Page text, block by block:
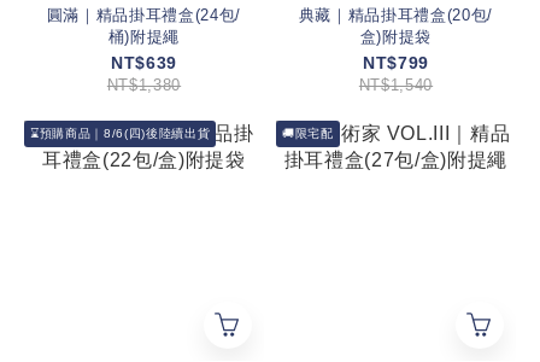
圓滿｜精品掛耳禮盒(24包/
桶)附提繩
NT$639
NT$1,380
典藏｜精品掛耳禮盒(20包/
盒)附提袋
NT$799
NT$1,540
⌛預購商品｜8/6(四)後陸續出貨 🚚限宅配